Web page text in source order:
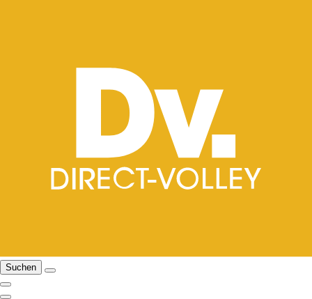
Suchen